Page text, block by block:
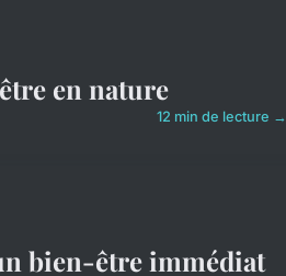
en nature
12 min de lecture →
bien-être immédiat